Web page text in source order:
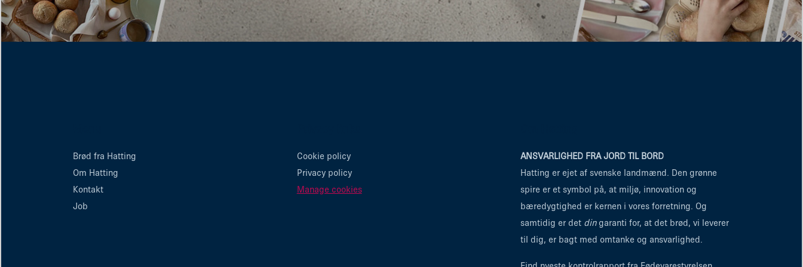
Brød fra Hatting
Om Hatting
Kontakt
Job
Cookie policy
Privacy policy
Manage cookies
ANSVARLIGHED FRA JORD TIL BORD
Hatting er ejet af svenske landmænd. Den grønne
spire er et symbol på, at miljø, innovation og
bæredygtighed er kernen i vores forretning. Og
samtidig er det dingaranti for, at det brød, vi leverer
til dig, er bagt med omtanke og ansvarlighed.